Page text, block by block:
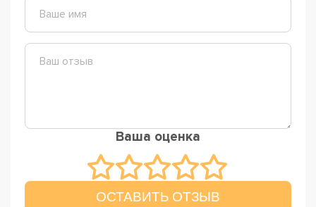
Ваша оценка
ОСТАВИТЬ ОТЗЫВ